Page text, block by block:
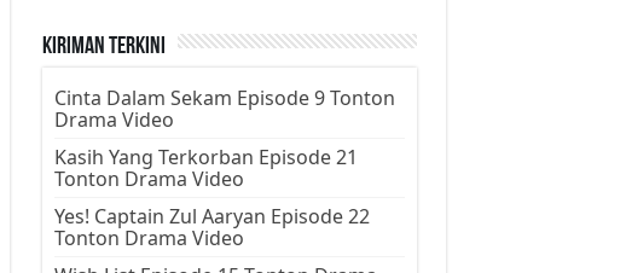
Kiriman Terkini
Cinta Dalam Sekam Episode 9 Tonton
Drama Video
Kasih Yang Terkorban Episode 21
Tonton Drama Video
Yes! Captain Zul Aaryan Episode 22
Tonton Drama Video